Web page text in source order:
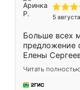
5
Больше всех
предложение
Елены
короткие
для замера
предложил по
Читать